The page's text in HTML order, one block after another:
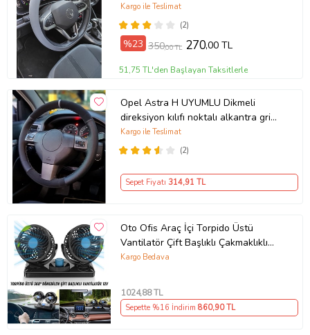
(2)
Kargo ile Teslimat
%23 350,00 TL 270,00 TL
51,75 TL'den Başlayan Taksitlerle
Opel Astra H UYUMLU Dikmeli
direksiyon kılıfı noktalı alkantra gri
yüzüklü ( 38×10.5CM )
(2)
Kargo ile Teslimat
Sepet Fiyatı 314,91 TL
Oto Ofis Araç İçi Torpido Üstü
Vantilatör Çift Başlıklı Çakmaklıklı
Soğutucu Fan 360° Dönebilen 12V
Kargo Bedava
1024,88 TL
Sepette %16 İndirim 860,90 TL